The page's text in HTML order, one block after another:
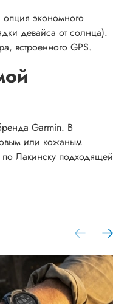
опция экономного
девайса от солнца).
встроенного GPS.
Garmin. В
или кожаным
по Лакинску подходящей